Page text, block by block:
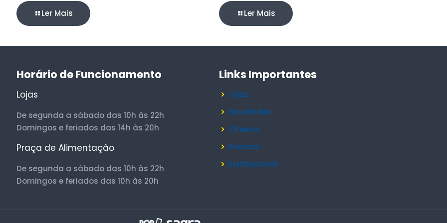
Ler Mais Ler Mais
Horário de Funcionamento
Lojas
De segunda a sábado das 10h às 22h
Domingos e feriados das 14h às 20h
Praça de Alimentação
De segunda a sábado das 10h às 22h
Domingos e feriados das 10h às 20h
Links Importantes
Lojas
Novidades
Cinema
Eventos
Institucional